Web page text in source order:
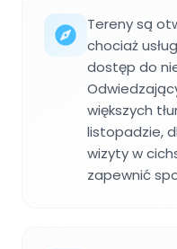
Tereny są
chociaż
dostęp do
większych
listopadzie,
wizyty w
zapewnić